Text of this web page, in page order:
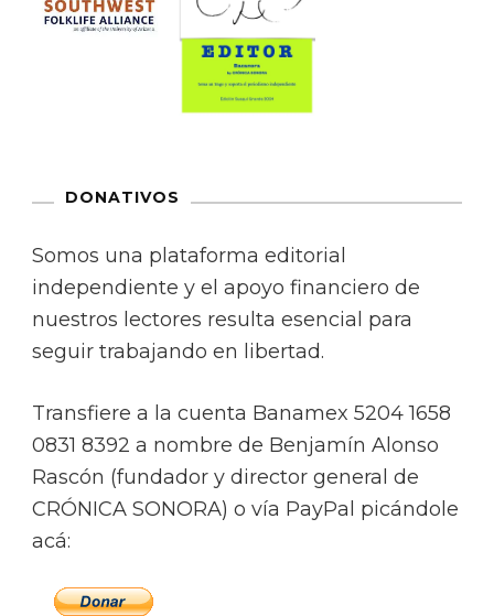
DONATIVOS
Somos una plataforma editorial
independiente y el apoyo financiero de
nuestros lectores resulta esencial para
seguir trabajando en libertad.
Transfiere a la cuenta Banamex 5204 1658
0831 8392 a nombre de Benjamín Alonso
Rascón (fundador y director general de
CRÓNICA SONORA) o vía PayPal picándole
acá: